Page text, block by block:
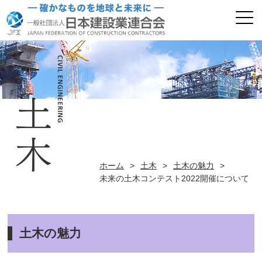
ホーム > 土木 > 土木の魅力
>
未来の土木コンテスト2022開催について
土木の魅力